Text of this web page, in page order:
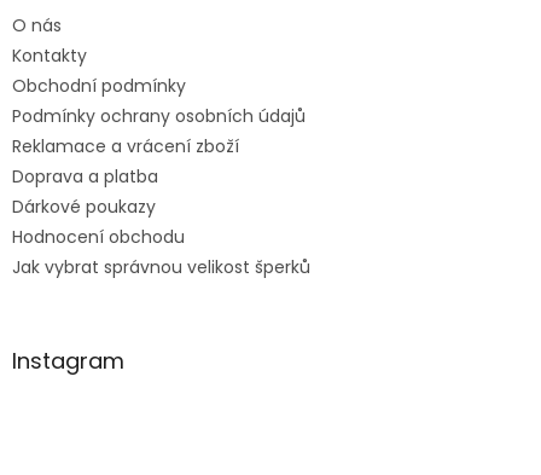
O nás
Kontakty
Obchodní podmínky
Podmínky ochrany osobních údajů
Reklamace a vrácení zboží
Doprava a platba
Dárkové poukazy
Hodnocení obchodu
Jak vybrat správnou velikost šperků
Instagram